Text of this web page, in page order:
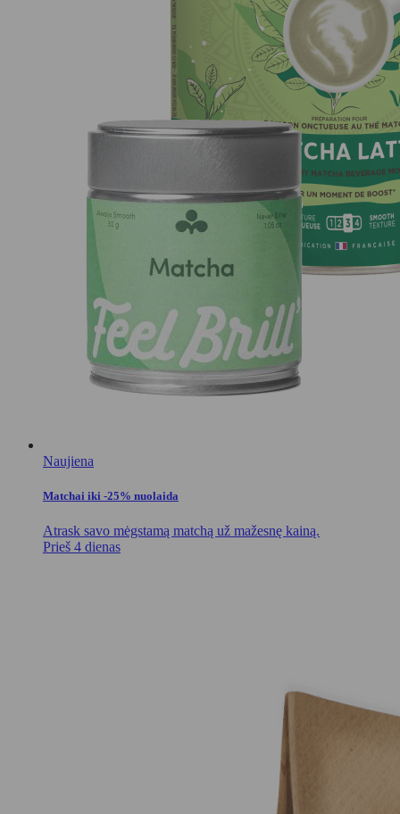
Naujiena
Matchai iki -25% nuolaida
Atrask savo mėgstamą matchą už mažesnę kainą.
Prieš 4 dienas